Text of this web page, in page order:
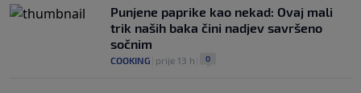
Punjene paprike kao nekad: Ovaj mali
trik naših baka čini nadjev savršeno
sočnim
COOKING prije 13 h 0